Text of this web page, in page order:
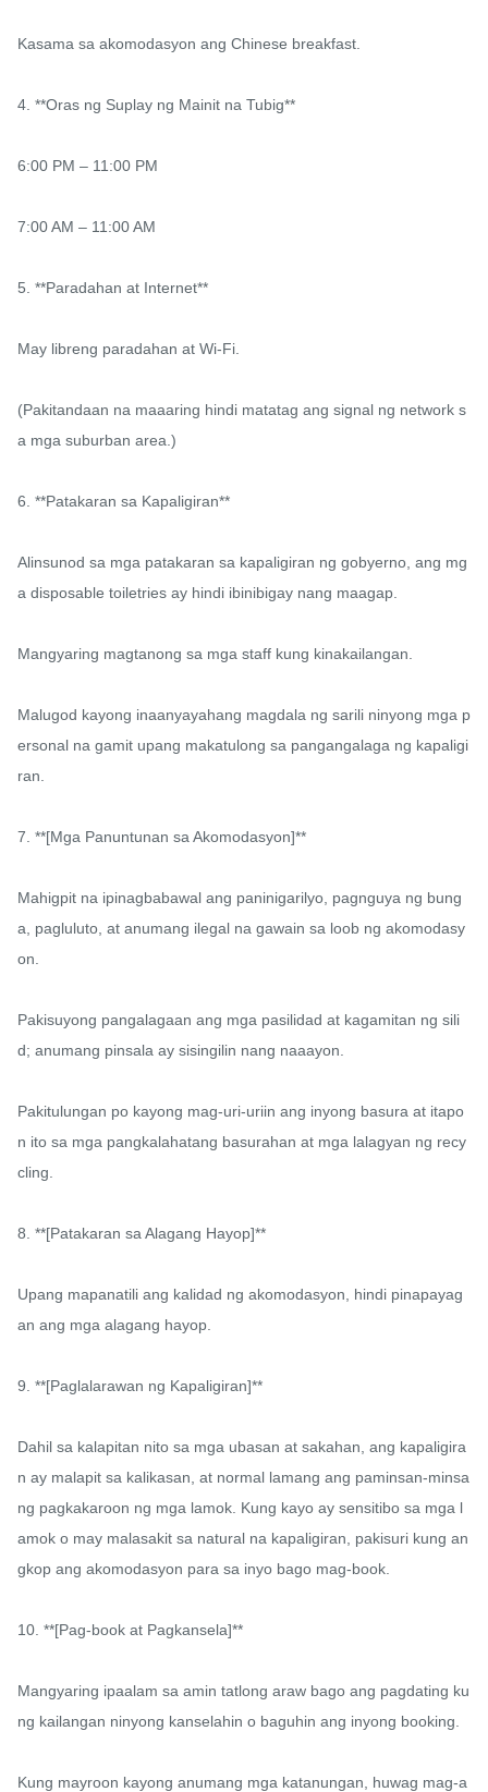
Kasama sa akomodasyon ang Chinese breakfast.
4. **Oras ng Suplay ng Mainit na Tubig**
6:00 PM – 11:00 PM
7:00 AM – 11:00 AM
5. **Paradahan at Internet**
May libreng paradahan at Wi-Fi.
(Pakitandaan na maaaring hindi matatag ang signal ng network s
a mga suburban area.)
6. **Patakaran sa Kapaligiran**
Alinsunod sa mga patakaran sa kapaligiran ng gobyerno, ang mg
a disposable toiletries ay hindi ibinibigay nang maagap.
Mangyaring magtanong sa mga staff kung kinakailangan.
Malugod kayong inaanyayahang magdala ng sarili ninyong mga p
ersonal na gamit upang makatulong sa pangangalaga ng kapaligi
ran.
7. **[Mga Panuntunan sa Akomodasyon]**
Mahigpit na ipinagbabawal ang paninigarilyo, pagnguya ng bung
a, pagluluto, at anumang ilegal na gawain sa loob ng akomodasy
on.
Pakisuyong pangalagaan ang mga pasilidad at kagamitan ng sili
d; anumang pinsala ay sisingilin nang naaayon.
Pakitulungan po kayong mag-uri-uriin ang inyong basura at itapo
n ito sa mga pangkalahatang basurahan at mga lalagyan ng recy
cling.
8. **[Patakaran sa Alagang Hayop]**
Upang mapanatili ang kalidad ng akomodasyon, hindi pinapayag
an ang mga alagang hayop.
9. **[Paglalarawan ng Kapaligiran]**
Dahil sa kalapitan nito sa mga ubasan at sakahan, ang kapaligira
n ay malapit sa kalikasan, at normal lamang ang paminsan-minsa
ng pagkakaroon ng mga lamok. Kung kayo ay sensitibo sa mga l
amok o may malasakit sa natural na kapaligiran, pakisuri kung an
gkop ang akomodasyon para sa inyo bago mag-book.
10. **[Pag-book at Pagkansela]**
Mangyaring ipaalam sa amin tatlong araw bago ang pagdating ku
ng kailangan ninyong kanselahin o baguhin ang inyong booking.
Kung mayroon kayong anumang mga katanungan, huwag mag-a